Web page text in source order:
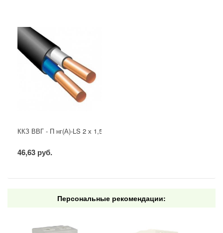
ККЗ ВВГ - П нг(А)-LS 2 х 1,5 ГОСТ
46,63 руб.
Персональные рекомендации: